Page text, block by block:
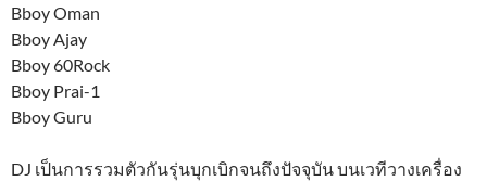
Bboy Oman
Bboy Ajay
Bboy 60Rock
Bboy Prai-1
Bboy Guru
DJ เป็นการรวมตัวกันรุ่นบุกเบิกจนถึงปัจจุบัน บนเวทีวางเครื่อง